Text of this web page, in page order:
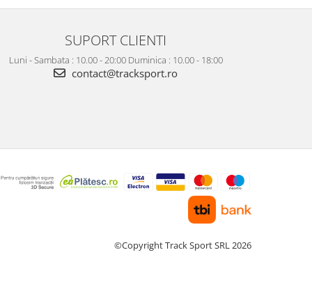
SUPORT CLIENTI
Luni - Sambata : 10.00 - 20:00 Duminica : 10.00 - 18:00
contact@tracksport.ro
©Copyright Track Sport SRL 2026